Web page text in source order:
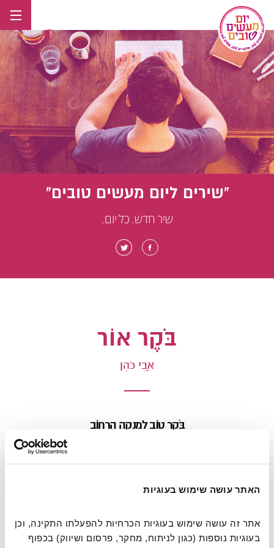
האתר עושה שימוש בעוגיות
לתוכן
"שירים ליום מעשים טובים"
שיר חדש. כל יום.
בֹּקֶר אוֹר
אָבִי כֹּהֵן
בֹּקֶר טוֹב לִמְנַקֶּה הָרְחוֹב
וְנִשְׁאַר בְּלִי מַגָּפַיִם בַּחֹרֶף
שֶׁמַּסִּיעַ אוֹתְךָ כָּל בֹּקֶר לָעֲבוֹדָה